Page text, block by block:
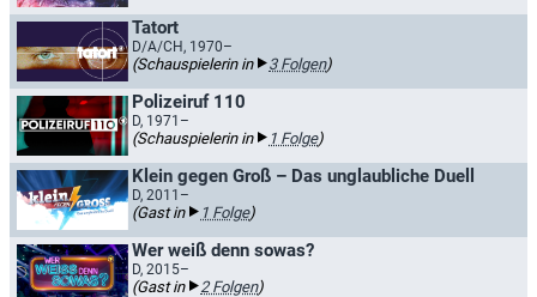
Tatort
D/A/CH, 1970–
(Schauspielerin in 3 Folgen)
Polizeiruf 110
D, 1971–
(Schauspielerin in 1 Folge)
Klein gegen Groß – Das unglaubliche Duell
D, 2011–
(Gast in 1 Folge)
Wer weiß denn sowas?
D, 2015–
(Gast in 2 Folgen)